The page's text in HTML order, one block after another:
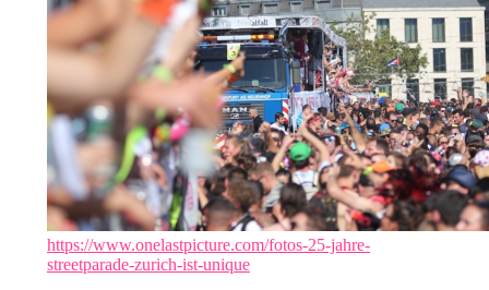
https://www.onelastpicture.com/fotos-25-jahre-
streetparade-zurich-ist-unique